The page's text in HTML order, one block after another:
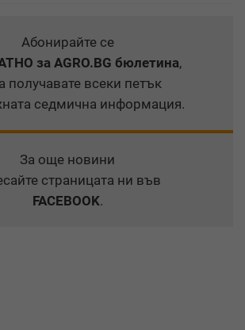
Абонирайте се
за AGRO.BG бюлетина,
получавате всеки петък
седмична информация.
За още новини
страницата ни във
FACEBOOK.